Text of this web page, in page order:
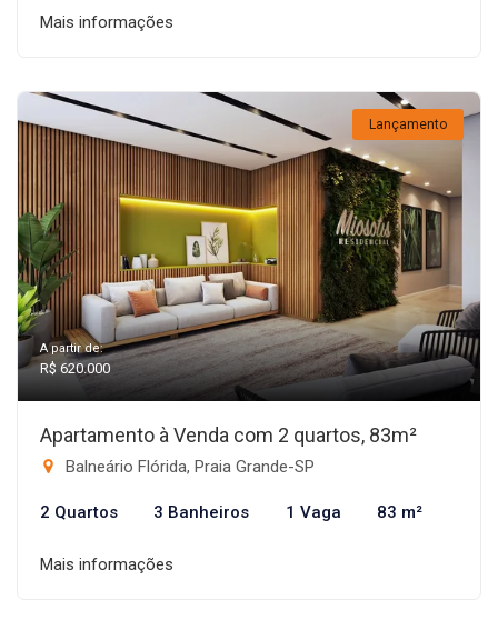
Mais informações
Lançamento
A partir de:
R$ 620.000
Apartamento à Venda com 2 quartos, 83m²
Balneário Flórida, Praia Grande-SP
2 Quartos 3 Banheiros 1 Vaga 83 m²
Mais informações